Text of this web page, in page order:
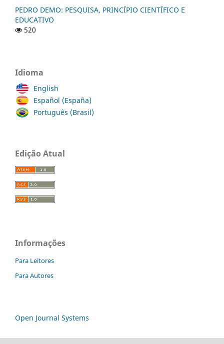
PEDRO DEMO: PESQUISA, PRINCÍPIO CIENTÍFICO E
EDUCATIVO
520
Idioma
English
Español (España)
Português (Brasil)
Edição Atual
Informações
Para Leitores
Para Autores
Open Journal Systems